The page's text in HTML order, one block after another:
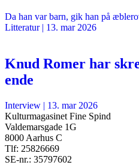
Da han var barn, gik han på
Litteratur| 13. mar 2026
Knud Romer har
ende
Interview | 13. mar 2026
Kulturmagasinet Fine Spind
Valdemarsgade 1G
8000 Aarhus C
Tlf: 25826669
SE-nr.: 35797602